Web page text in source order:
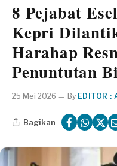
8 Pejabat
Kepri
Harahap
Penuntutan
25 Mei 2026 By EDITOR :
Bagikan